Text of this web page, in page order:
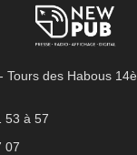
Tours des Habous
53 à 57
07